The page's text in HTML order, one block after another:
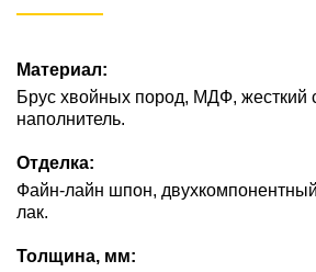
Материал:
Брус хвойных пород, МДФ, жесткий
наполнитель.
Отделка:
Файн-лайн шпон,
лак.
Толщина, мм: